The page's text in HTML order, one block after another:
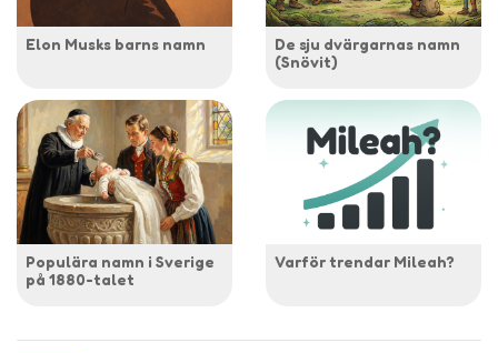
Elon Musks barns namn
De sju dvärgarnas namn
(Snövit)
Populära namn i Sverige
på 1880-talet
Varför trendar Mileah?